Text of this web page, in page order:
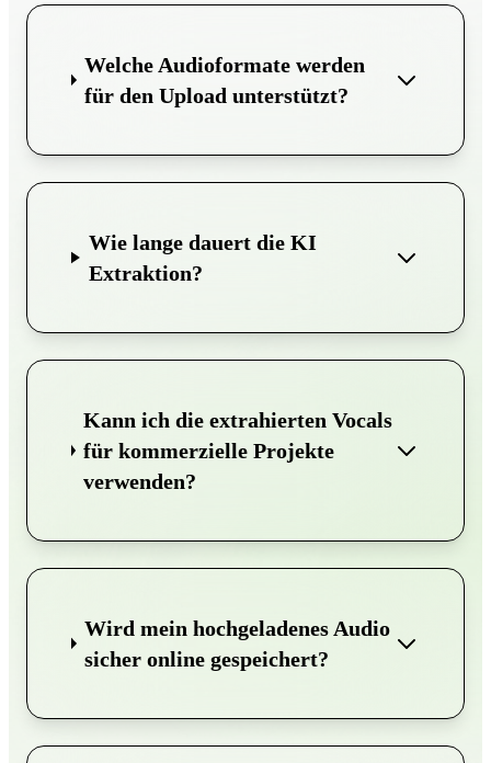
Welche Audioformate werden
für den Upload unterstützt?
Wie lange dauert die KI
Extraktion?
Kann ich die extrahierten Vocals
für kommerzielle Projekte
verwenden?
Wird mein hochgeladenes Audio
sicher online gespeichert?